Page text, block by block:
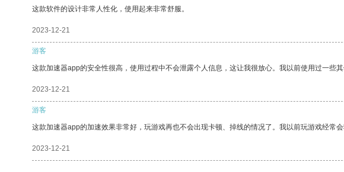
这款软件的设计非常人性化，使用起来非常舒服。
2023-12-21
游客
这款加速器app的安全性很高，使用过程中不会泄露个人信息，这让我很放心。我以前使用过一些
2023-12-21
游客
这款加速器app的加速效果非常好，玩游戏再也不会出现卡顿、掉线的情况了。我以前玩游戏经常
2023-12-21